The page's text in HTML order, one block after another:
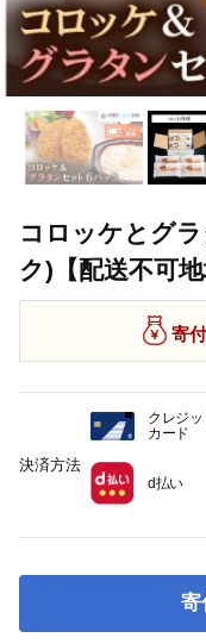
コロッケとグ
ク)【配送不可
寄
寄
決済方法
クレジッ
カード
d払い